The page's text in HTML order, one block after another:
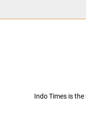
Indo Times is